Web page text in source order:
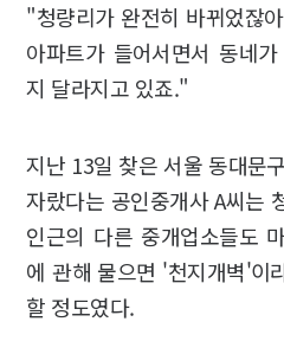
"청량리가 완전히 바뀌었잖
아파트가 들어서면서 동네
지 달라지고 있죠."
지난 13일 찾은 서울 동대문
자랐다는 공인중개사 A씨는
인근의 다른 중개업소들도
에 관해 물으면 '천지개벽'이
할 정도였다.